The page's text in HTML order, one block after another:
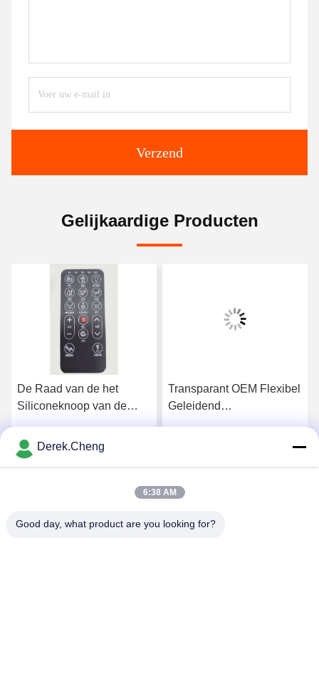
Verzend
Gelijkaardige Producten
De Raad van de het
Siliconeknoop van de
Spoelen
Krijg Beste Prijs
Transparant OEM Flexibel
Geleidend
Derek.Cheng
6:38 AM
Good day, what product are you looking for?